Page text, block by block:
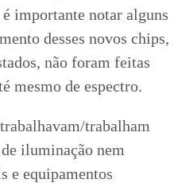
importante notar alguns
desses novos chips,
não foram feitas
mesmo de espectro.
trabalham
iluminação nem
e equipamentos